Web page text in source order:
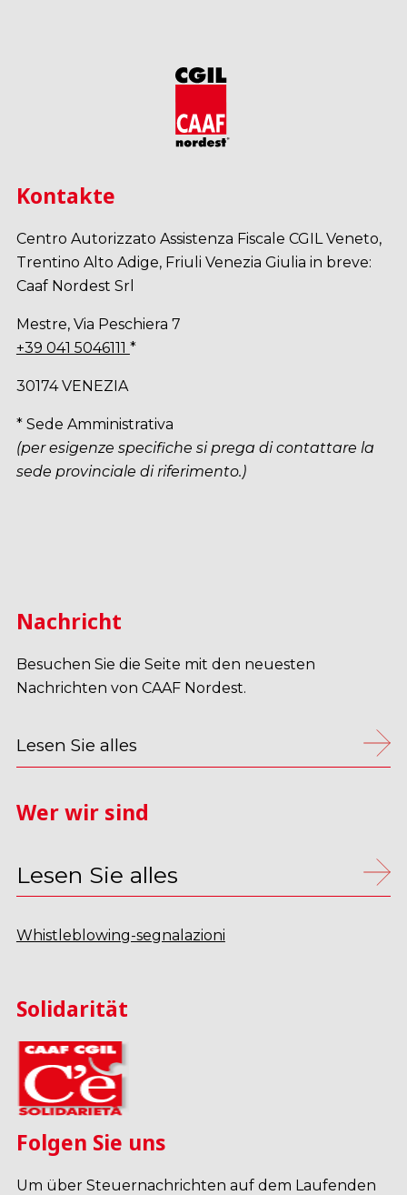
Kontakte
Centro Autorizzato Assistenza Fiscale CGIL Veneto,
Trentino Alto Adige, Friuli Venezia Giulia in breve:
Caaf Nordest Srl
Mestre, Via Peschiera 7
+39 041 5046111 *
30174 VENEZIA
* Sede Amministrativa
(per esigenze specifiche si prega di contattare la
sede provinciale di riferimento.)
Nachricht
Besuchen Sie die Seite mit den neuesten
Nachrichten von CAAF Nordest.
Lesen Sie alles
Wer wir sind
Lesen Sie alles
Whistleblowing-segnalazioni
Solidarität
Folgen Sie uns
Um über Steuernachrichten auf dem Laufenden